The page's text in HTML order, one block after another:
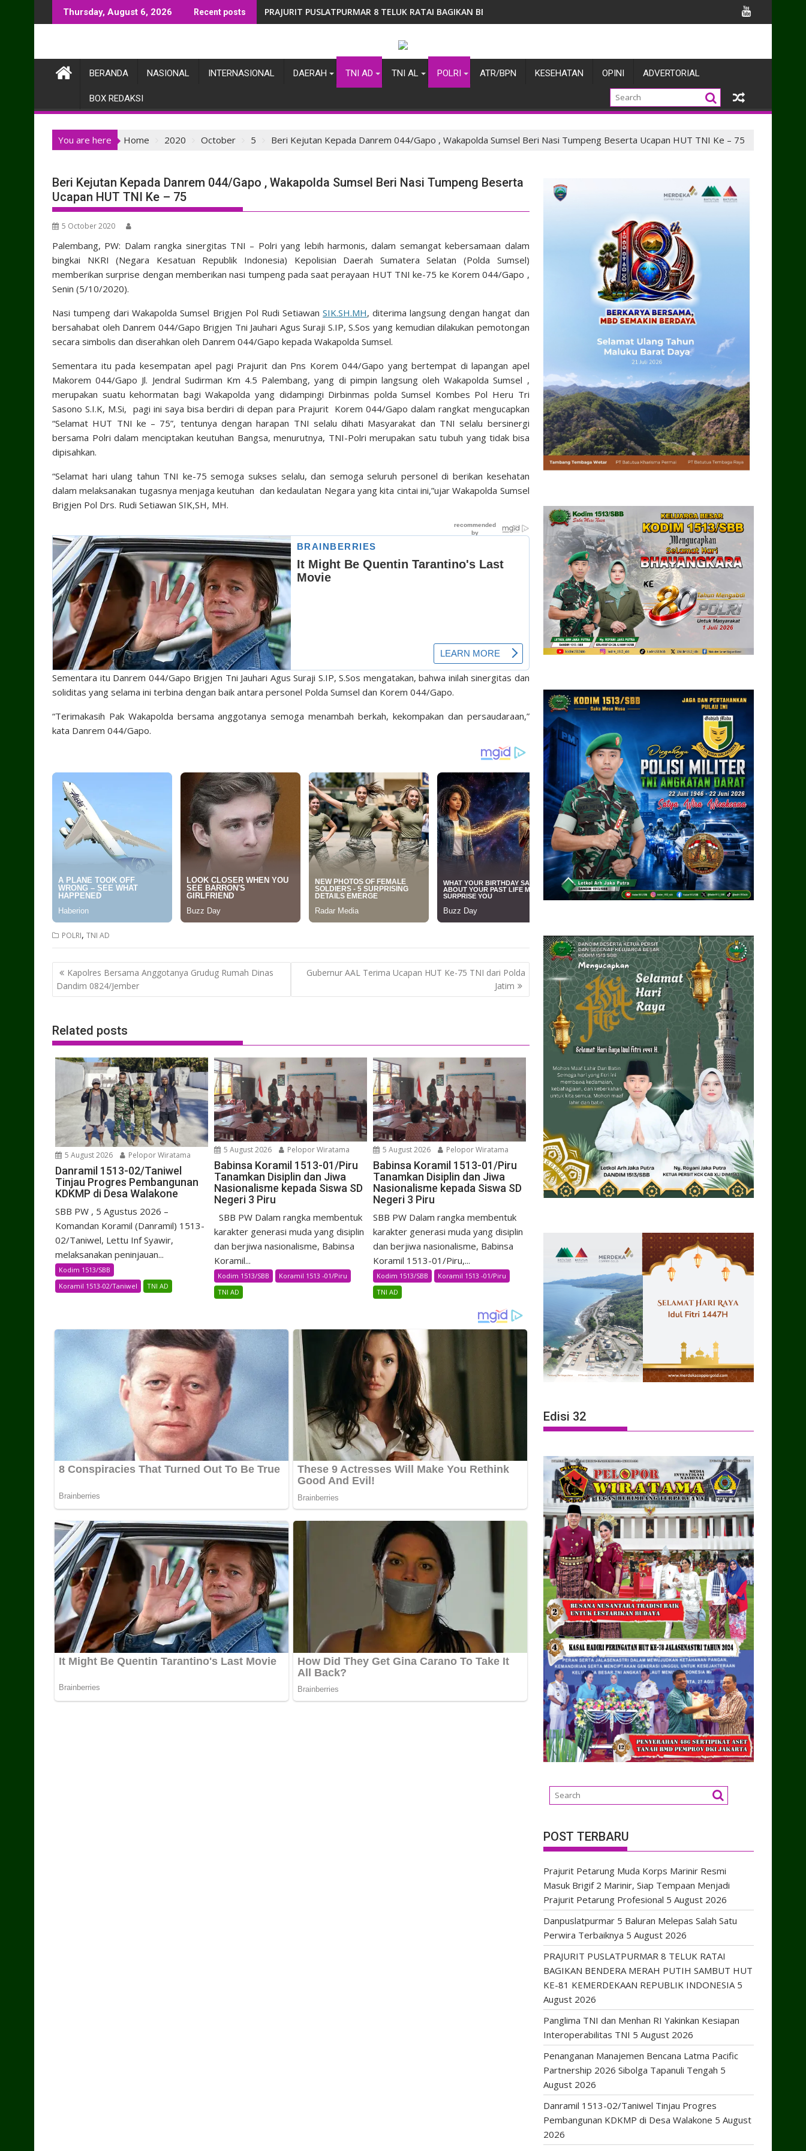
to
Thursday, August 6, 2026 Recent posts PRAJURIT PUSLATPURMAR 8 TELUK RATAI BAGIKAN BENDERA MERAH PUTIH SAMBUT HUT KE-81 KEMERDEKAAN REPUBLIK
BERANDA NASIONAL INTERNASIONAL DAERAH TNI AD TNI AL POLRI ATR/BPN KESEHATAN OPINI ADVERTORIAL
BOX REDAKSI
You are here Home 2020 October 5 Beri Kejutan Kepada Danrem 044/Gapo , Wakapolda Sumsel Beri Nasi Tumpeng Beserta Ucapan HUT TNI Ke – 75
Beri Kejutan Kepada Danrem 044/Gapo , Wakapolda Sumsel Beri Nasi Tumpeng Beserta
Ucapan HUT TNI Ke – 75
5 October 2020
Palembang, PW: Dalam rangka sinergitas TNI – Polri yang lebih harmonis, dalam semangat kebersamaan dalam
bingkai NKRI (Negara Kesatuan Republik Indonesia) Kepolisian Daerah Sumatera Selatan (Polda Sumsel)
memberikan surprise dengan memberikan nasi tumpeng pada saat perayaan HUT TNI ke-75 ke Korem 044/Gapo ,
Senin (5/10/2020).
Nasi tumpeng dari Wakapolda Sumsel Brigjen Pol Rudi SetiawanSIK.SH.MH, diterima langsung dengan hangat dan
bersahabat oleh Danrem 044/Gapo Brigjen Tni Jauhari Agus Suraji S.IP, S.Sos yang kemudian dilakukan pemotongan
secara simbolis dan diserahkan oleh Danrem 044/Gapo kepada Wakapolda Sumsel.
Sementara itu pada kesempatan apel pagi Prajurit dan Pns Korem 044/Gapo yang bertempat di lapangan apel
Makorem 044/Gapo Jl. Jendral Sudirman Km 4.5 Palembang, yang di pimpin langsung oleh Wakapolda Sumsel ,
merupakan suatu kehormatan bagi Wakapolda yang didampingi Dirbinmas polda Sumsel Kombes Pol Heru Tri
Sasono S.I.K, M.Si, pagi ini saya bisa berdiri di depan para Prajurit Korem 044/Gapo dalam rangkat mengucapkan
“Selamat HUT TNI ke – 75”, tentunya dengan harapan TNI selalu dihati Masyarakat dan TNI selalu bersinergi
bersama Polri dalam menciptakan keutuhan Bangsa, menurutnya, TNI-Polri merupakan satu tubuh yang tidak bisa
dipisahkan.
“Selamat hari ulang tahun TNI ke-75 semoga sukses selalu, dan semoga seluruh personel di berikan kesehatan
dalam melaksanakan tugasnya menjaga keutuhan dan kedaulatan Negara yang kita cintai ini,”ujar Wakapolda Sumsel
Brigjen Pol Drs. Rudi Setiawan SIK,SH, MH.
Sementara itu Danrem 044/Gapo Brigjen Tni Jauhari Agus Suraji S.IP, S.Sos mengatakan, bahwa inilah sinergitas dan
soliditas yang selama ini terbina dengan baik antara personel Polda Sumsel dan Korem 044/Gapo.
“Terimakasih Pak Wakapolda bersama anggotanya semoga menambah berkah, kekompakan dan persaudaraan,”
kata Danrem 044/Gapo.
POLRI, TNI AD
Post
navigation
Kapolres Bersama Anggotanya Grudug Rumah Dinas
Dandim 0824/Jember
Gubernur AAL Terima Ucapan HUT Ke-75 TNI dari Polda
Jatim
Related posts
5 August 2026 Pelopor Wiratama
Danramil 1513-02/Taniwel
Tinjau Progres Pembangunan
KDKMP di Desa Walakone
SBB PW , 5 Agustus 2026 –
Komandan Koramil (Danramil) 1513-
02/Taniwel, Lettu Inf Syawir,
melaksanakan peninjauan...
Kodim 1513/SBB
Koramil 1513-02/Taniwel
TNI AD
5 August 2026 Pelopor Wiratama
Babinsa Koramil 1513-01/Piru
Tanamkan Disiplin dan Jiwa
Nasionalisme kepada Siswa SD
Negeri 3 Piru
SBB PW Dalam rangka membentuk
karakter generasi muda yang disiplin
dan berjiwa nasionalisme, Babinsa
Koramil...
Kodim 1513/SBB
Koramil 1513 -01/Piru
TNI AD
5 August 2026 Pelopor Wiratama
Babinsa Koramil 1513-01/Piru
Tanamkan Disiplin dan Jiwa
Nasionalisme kepada Siswa SD
Negeri 3 Piru
SBB PW Dalam rangka membentuk
karakter generasi muda yang disiplin
dan berjiwa nasionalisme, Babinsa
Koramil 1513-01/Piru,...
Kodim 1513/SBB
Koramil 1513 -01/Piru
TNI AD
Edisi 32
POST TERBARU
Prajurit Petarung Muda Korps Marinir Resmi
Masuk Brigif 2 Marinir, Siap Tempaan Menjadi
Prajurit Petarung Profesional 5 August 2026
Danpuslatpurmar 5 Baluran Melepas Salah Satu
Perwira Terbaiknya 5 August 2026
PRAJURIT PUSLATPURMAR 8 TELUK RATAI
BAGIKAN BENDERA MERAH PUTIH SAMBUT HUT
KE-81 KEMERDEKAAN REPUBLIK INDONESIA 5
August 2026
Panglima TNI dan Menhan RI Yakinkan Kesiapan
Interoperabilitas TNI 5 August 2026
Penanganan Manajemen Bencana Latma Pacific
Partnership 2026 Sibolga Tapanuli Tengah 5
August 2026
Danramil 1513-02/Taniwel Tinjau Progres
Pembangunan KDKMP di Desa Walakone 5 August
2026